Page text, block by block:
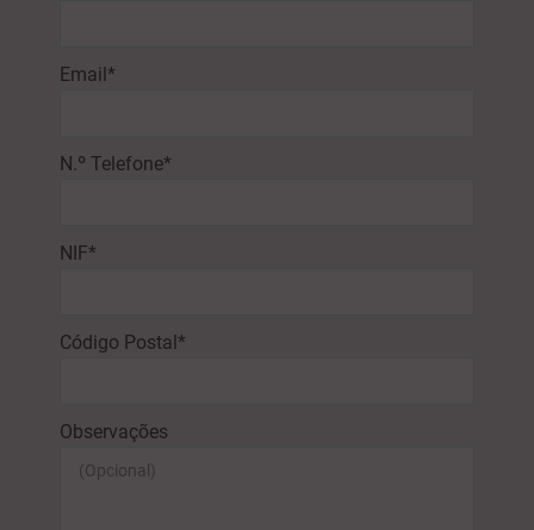
Email*
N.º Telefone*
NIF*
Código Postal*
Observações